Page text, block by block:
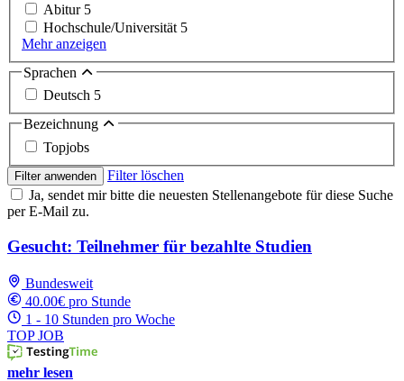
Abitur 5
Hochschule/Universität 5
Mehr anzeigen
Sprachen
Deutsch 5
Bezeichnung
Topjobs
Filter anwenden
Filter löschen
Ja, sendet mir bitte die neuesten Stellenangebote für diese Suche
per E-Mail zu.
Gesucht: Teilnehmer für bezahlte Studien
Bundesweit
40.00€ pro Stunde
1 - 10 Stunden pro Woche
TOP JOB
mehr lesen